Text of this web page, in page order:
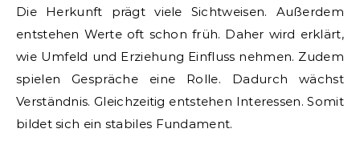
Die Herkunft prägt viele Sichtweisen. Außerdem
entstehen Werte oft schon früh. Daher wird erklärt,
wie Umfeld und Erziehung Einfluss nehmen. Zudem
spielen Gespräche eine Rolle. Dadurch wächst
Verständnis. Gleichzeitig entstehen Interessen. Somit
bildet sich ein stabiles Fundament.